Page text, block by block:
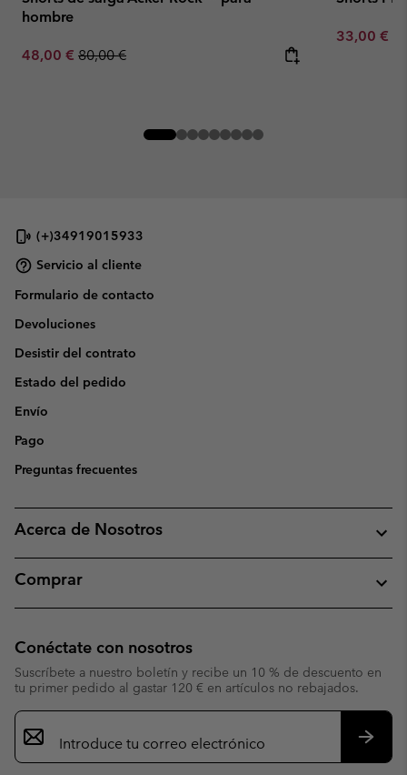
hombre
Sale price:
48,00 € Regular price:
80,00 €
Minimum
33,00 €
(+)34919015933
Servicio al cliente
Formulario de contacto
Devoluciones
Desistir del contrato
Estado del pedido
Envío
Pago
Preguntas frecuentes
Acerca de Nosotros
Comprar
Conéctate con nosotros
Suscríbete a nuestro boletín y recibe un 10 % de descuento en
tu primer pedido al gastar 120 € en artículos no rebajados.
Suscripción
de
correo